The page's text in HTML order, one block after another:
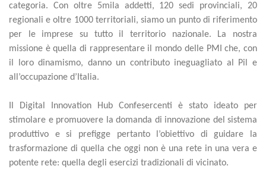
categoria. Con oltre 5mila addetti, 120 sedi provinciali, 20
regionali e oltre 1000 territoriali, siamo un punto di riferimento
per le imprese su tutto il territorio nazionale. La nostra
missione è quella di rappresentare il mondo delle PMI che, con
il loro dinamismo, danno un contributo ineguagliato al Pil e
all’occupazione d’Italia.
Il Digital Innovation Hub Confesercenti è stato ideato per
stimolare e promuovere la domanda di innovazione del sistema
produttivo e si prefigge pertanto l’obiettivo di guidare la
trasformazione di quella che oggi non è una rete in una vera e
potente rete: quella degli esercizi tradizionali di vicinato.